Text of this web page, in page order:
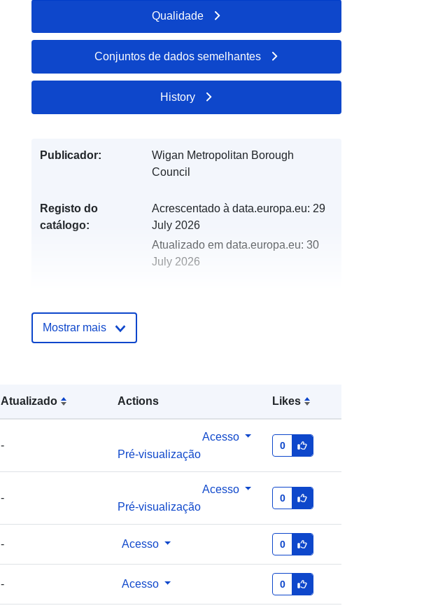
Atualizado Actions Likes
-
Acesso
Pré-visualização
0
-
Acesso
Pré-visualização
0
- Acesso 0
- Acesso 0
Qualidade
Conjuntos de dados semelhantes
History
Publicador:
Wigan Metropolitan Borough
Council
Registo do
catálogo:
Acrescentado à data.europa.eu: 29
July 2026
Atualizado em data.europa.eu: 30
July 2026
Mostrar mais